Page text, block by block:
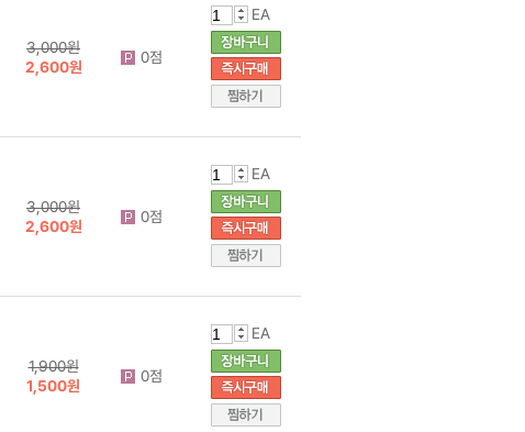
3,000원
2,600원
0점
EA
3,000원
2,600원
0점
EA
1,900원
1,500원
0점
EA